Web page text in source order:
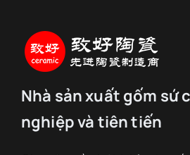
Nhà sản xuất gốm sứ
nghiệp và tiên tiến